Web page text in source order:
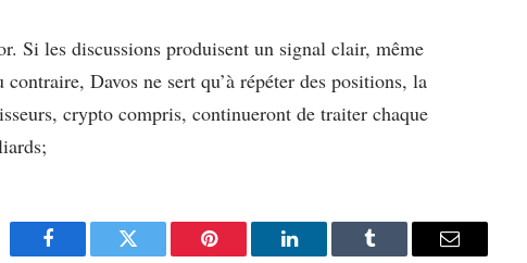
Si les discussions produisent un signal clair, même
Davos ne sert qu’à répéter des positions, la
crypto compris, continueront de traiter chaque
Facebook Twitter Pinterest LinkedIn Tumblr Email